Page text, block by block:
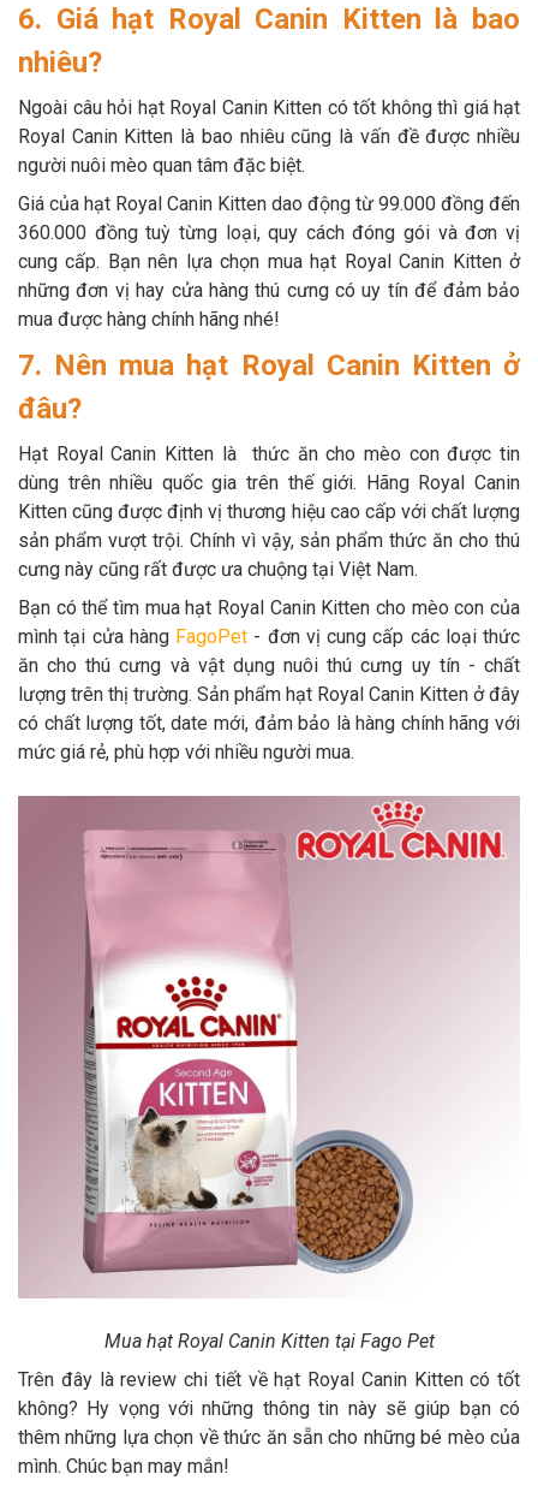
6. Giá hạt Royal Canin Kitten là bao
nhiêu?
Ngoài câu hỏi hạt Royal Canin Kitten có tốt không thì giá hạt
Royal Canin Kitten là bao nhiêu cũng là vấn đề được nhiều
người nuôi mèo quan tâm đặc biệt.
Giá của hạt Royal Canin Kitten dao động từ 99.000 đồng đến
360.000 đồng tuỳ từng loại, quy cách đóng gói và đơn vị
cung cấp. Bạn nên lựa chọn mua hạt Royal Canin Kitten ở
những đơn vị hay cửa hàng thú cưng có uy tín để đảm bảo
mua được hàng chính hãng nhé!
7. Nên mua hạt Royal Canin Kitten ở
đâu?
Hạt Royal Canin Kitten là thức ăn cho mèo con được tin
dùng trên nhiều quốc gia trên thế giới. Hãng Royal Canin
Kitten cũng được định vị thương hiệu cao cấp với chất lượng
sản phẩm vượt trội. Chính vì vậy, sản phẩm thức ăn cho thú
cưng này cũng rất được ưa chuộng tại Việt Nam.
Bạn có thể tìm mua hạt Royal Canin Kitten cho mèo con của
mình tại cửa hàng FagoPet - đơn vị cung cấp các loại thức
ăn cho thú cưng và vật dụng nuôi thú cưng uy tín - chất
lượng trên thị trường. Sản phẩm hạt Royal Canin Kitten ở đây
có chất lượng tốt, date mới, đảm bảo là hàng chính hãng với
mức giá rẻ, phù hợp với nhiều người mua.
Mua hạt Royal Canin Kitten tại Fago Pet
Trên đây là review chi tiết về hạt Royal Canin Kitten có tốt
không? Hy vọng với những thông tin này sẽ giúp bạn có
thêm những lựa chọn về thức ăn sẵn cho những bé mèo của
mình. Chúc bạn may mắn!